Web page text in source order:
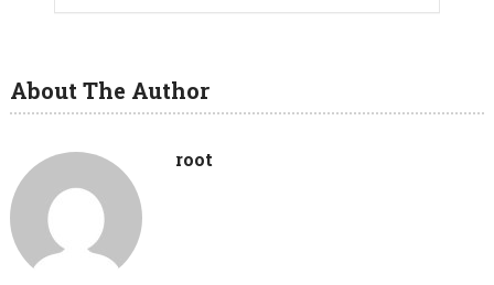
About The Author
root